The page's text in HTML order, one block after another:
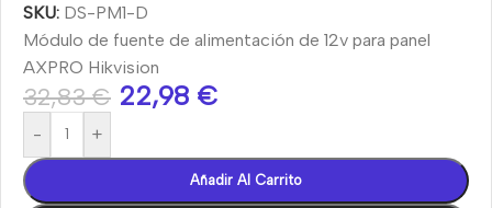
SKU: DS-PM1-D
Módulo de fuente de alimentación de 12v para panel
AXPRO Hikvision
32,83€ 22,98 €
- +
Añadir Al Carrito